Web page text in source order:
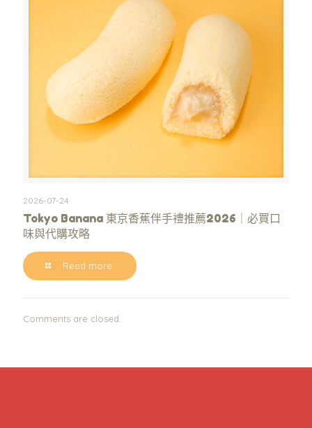
2026-07-24
Tokyo Banana 東京香蕉伴手禮推薦2026｜必買口
味與代購攻略
Read more
Comments are closed.